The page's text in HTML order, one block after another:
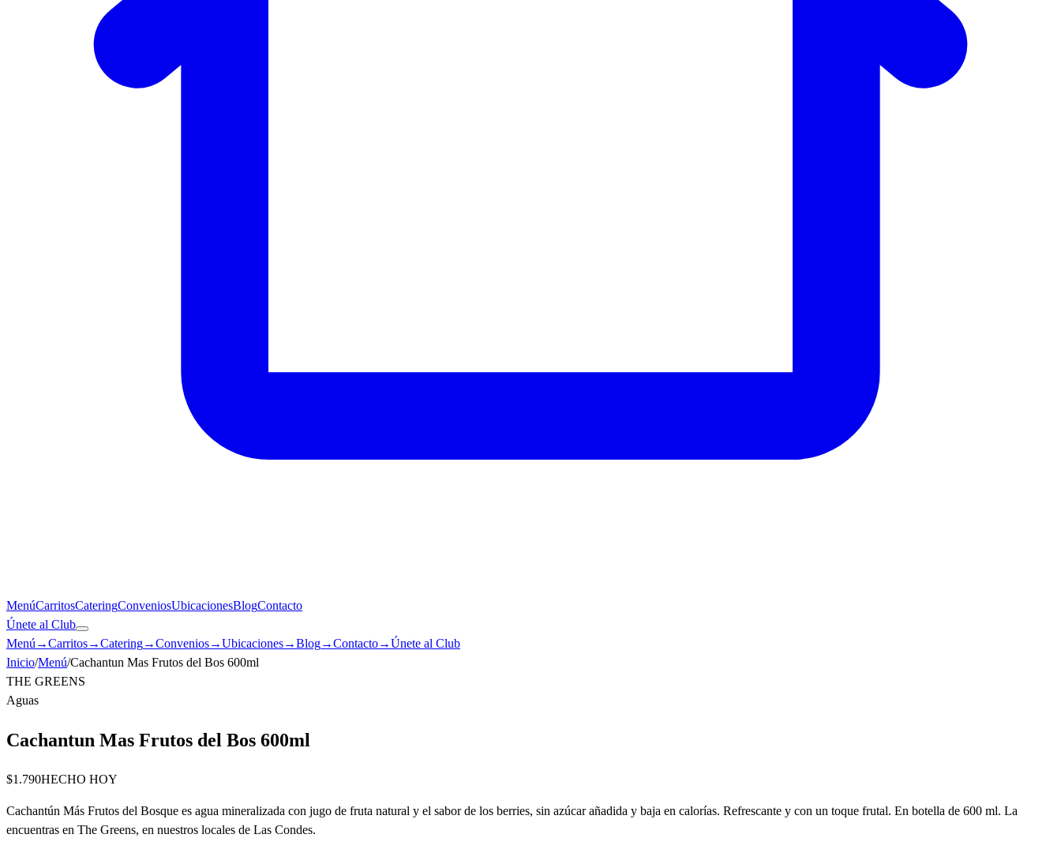
MenúCarritosCateringConveniosUbicacionesBlogContacto
Únete al Club
Menú →Carritos→Catering→Convenios→Ubicaciones→Blog→Contacto→Únete al Club
Inicio/Menú/Cachantun Mas Frutos del Bos 600ml
THE GREENS
Aguas
Cachantun Mas Frutos del Bos 600ml
$1.790HECHO HOY
Cachantún Más Frutos del Bosque es agua mineralizada con jugo de fruta natural y el sabor de los berries, sin azúcar añadida y baja en calorías. Refrescante y con un toque frutal. En botella de 600 ml. La
encuentras en The Greens, en nuestros locales de Las Condes.